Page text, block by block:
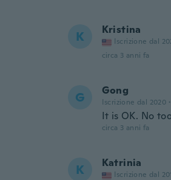
K Kristina
Iscrizione dal
circa 3 anni fa
G Gong
Iscrizione dal 2020 ·
It is OK. No
circa 3 anni fa
K Katrinia
Iscrizione dal